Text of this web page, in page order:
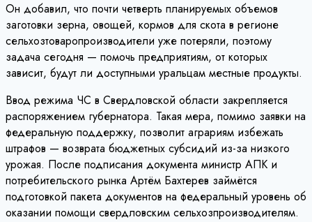
Он добавил, что почти четверть планируемых объемов
заготовки зерна, овощей, кормов для скота в регионе
сельхозтоваропроизводители уже потеряли, поэтому
задача сегодня — помочь предприятиям, от которых
зависит, будут ли доступными уральцам местные продукты.
Ввод режима ЧС в Свердловской области закрепляется
распоряжением губернатора. Такая мера, помимо заявки на
федеральную поддержку, позволит аграриям избежать
штрафов — возврата бюджетных субсидий из-за низкого
урожая. После подписания документа министр АПК и
потребительского рынка Артём Бахтерев займётся
подготовкой пакета документов на федеральный уровень об
оказании помощи свердловским сельхозпроизводителям.